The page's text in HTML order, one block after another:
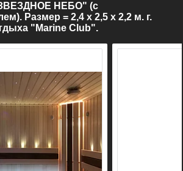
НЕБО" (с
Размер = 2,4 х 2,5 х 2,2 м. г.
"Мarine Club".